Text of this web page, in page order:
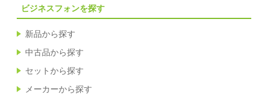
ビジネスフォンを探す
新品から探す
中古品から探す
セットから探す
メーカーから探す